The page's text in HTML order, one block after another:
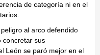
de categoría ni en el
al arco defendido
concretar sus
León se paró mejor en el